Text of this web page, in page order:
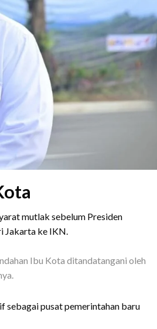
mutlak sebelum Presiden
Jakarta ke IKN.
Ibu Kota ditandatangani oleh
sebagai pusat pemerintahan baru